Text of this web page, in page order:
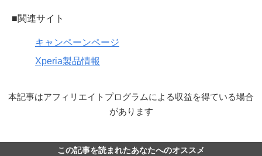
■関連サイト
キャンペーンページ
Xperia製品情報
本記事はアフィリエイトプログラムによる収益を得ている場合
があります
この記事を読まれたあなたへのオススメ